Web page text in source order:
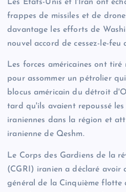
Les États-Unis et l'Iran ont
frappes de missiles et de
davantage les efforts de
nouvel accord de cessez-le-feu
Les forces américaines ont
pour assommer un pétrolier
blocus américain du détroit
tard qu'ils avaient repoussé
iraniennes dans la région et
iranienne de Qeshm.
Le Corps des Gardiens de la
(CGRI) iranien a déclaré avoir
général de la Cinquième flotte